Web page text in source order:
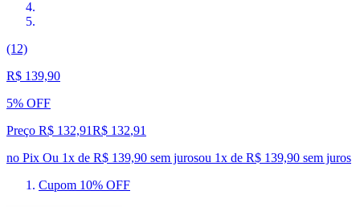
(12)
R$ 139,90
5% OFF
Preço R$ 132,91R$ 132,91
no Pix Ou 1x de R$ 139,90 sem jurosou 1x de R$ 139,90 sem juros
Cupom 10% OFF